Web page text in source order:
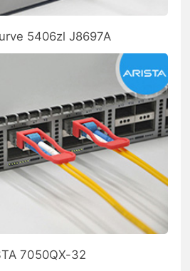
5406zl J8697A
7050QX-32